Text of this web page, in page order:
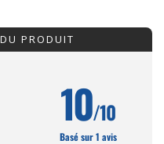
PRODUIT
10/10
Basé sur 1 avis